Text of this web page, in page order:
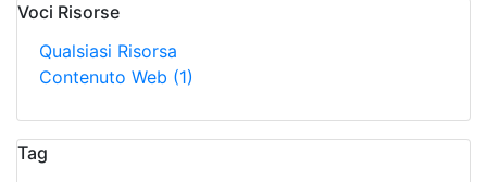
Voci Risorse
Qualsiasi Risorsa
Contenuto Web (1)
Tag